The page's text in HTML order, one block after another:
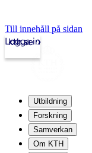
Till innehåll på sidan
kth.se
Logga in
Utbildning
Forskning
Samverkan
Om KTH